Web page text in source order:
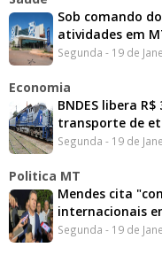
Sob comando
atividades em
Segunda - 19 de
Economia
BNDES libera
transporte de
Segunda - 19 de
Politica MT
Mendes cita
internacionais
Segunda - 19 de